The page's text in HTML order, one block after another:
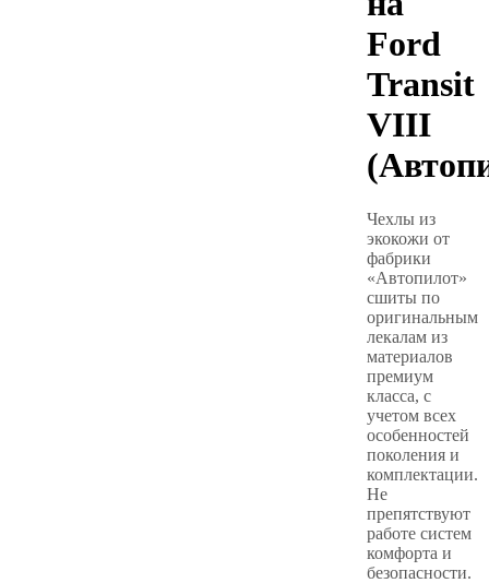
Ford
Transit
VIII
Чехлы из
экокожи от
фабрики
«Автопилот»
сшиты по
оригинальным
лекалам из
материалов
премиум
класса, с
учетом всех
особенностей
поколения и
комплектации.
Не
препятствуют
работе систем
комфорта и
безопасности.